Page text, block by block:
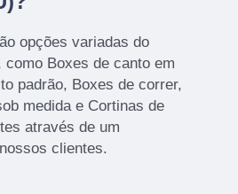
opções variadas do
Boxes de canto em
padrão, Boxes de correr,
medida e Cortinas de
através de um
clientes.